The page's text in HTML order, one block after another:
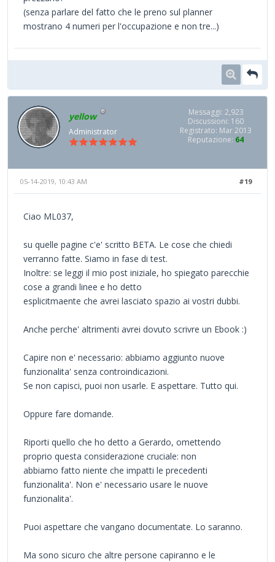
(senza parlare del fatto che le preno sul planner
mostrano 4 numeri per l'occupazione e non tre...)
yellow
Administrator
Messaggi: 2,923
Discussioni: 160
Registrato: Mar 2013
Reputazione: 64
#19
05-14-2019, 10:43 AM
Ciao ML037,
su quelle pagine c'e' scritto BETA. Le cose che chiedi
verranno fatte. Siamo in fase di test.
Inoltre: se leggi il mio post iniziale, ho spiegato parecchie
cose a grandi linee e ho detto
esplicitmaente che avrei lasciato spazio ai vostri dubbi.
Anche perche' altrimenti avrei dovuto scrivre un Ebook :)
Capire non e' necessario: abbiamo aggiunto nuove
funzionalita' senza controindicazioni.
Se non capisci, puoi non usarle. E aspettare. Tutto qui.
Oppure fare domande.
Riporti quello che ho detto a Gerardo, omettendo
proprio questa considerazione cruciale: non
abbiamo fatto niente che impatti le precedenti
funzionalita'. Non e' necessario usare le nuove
funzionalita'.
Puoi aspettare che vangano documentate. Lo saranno.
Ma sono sicuro che altre persone capiranno e le